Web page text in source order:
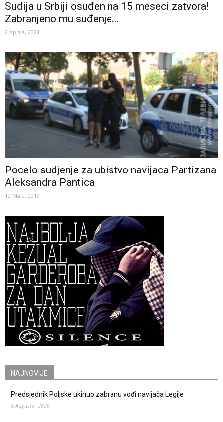
Sudija u Srbiji osuđen na 15 meseci zatvora!
Zabranjeno mu suđenje...
2 Aprila, 2021
Pocelo sudjenje za ubistvo navijaca Partizana
Aleksandra Pantica
10 Maja, 2019
NAJNOVIJE
Predsjednik Poljske ukinuo zabranu vođi navijača Legije
4 Augusta, 2026